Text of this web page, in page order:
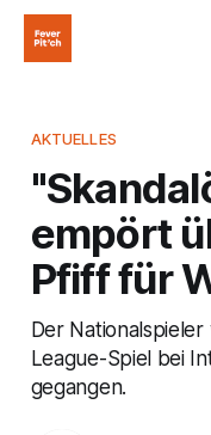
AKTUELLES
empört
Pfiff für
Der
League-Spiel bei
gegangen.